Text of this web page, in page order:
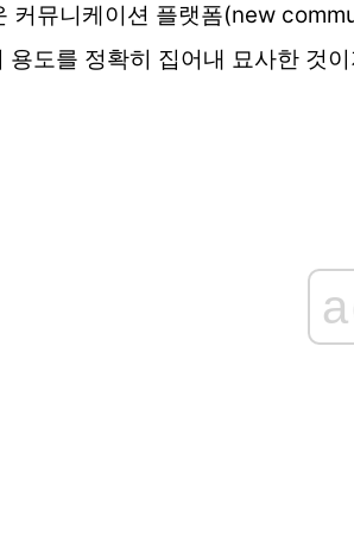
뮤니케이션 플랫폼(new
도를 정확히 집어내 묘사한 것